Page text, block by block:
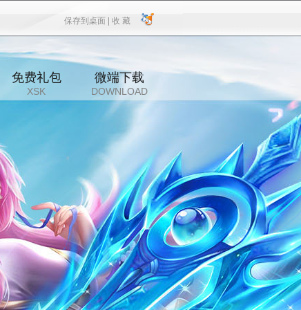
保存到桌面 |
保存到桌面 收 藏
收 藏
免费礼包
XSK
微端下载
DOWNLOAD